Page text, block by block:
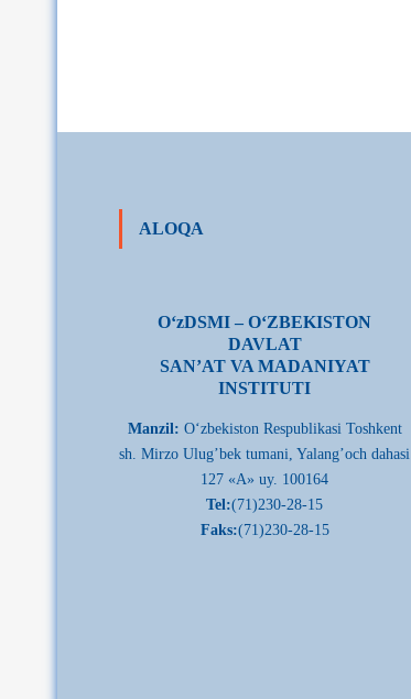
ALOQA
О‘zDSMI – О‘ZBEKISTON
DAVLAT
SAN’AT VA MADANIYAT
INSTITUTI
Manzil: О‘zbekiston Respublikasi Toshkent
sh. Mirzo Ulug’bek tumani, Yalang’och dahasi
127 «A» uy. 100164
Tel:(71)230-28-15
Faks:(71)230-28-15